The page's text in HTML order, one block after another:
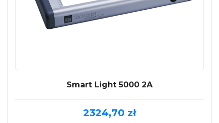
Smart Light 5000 2A
2324,70 zł